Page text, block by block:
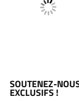
SOUTENEZ-
EXCLUSIFS !